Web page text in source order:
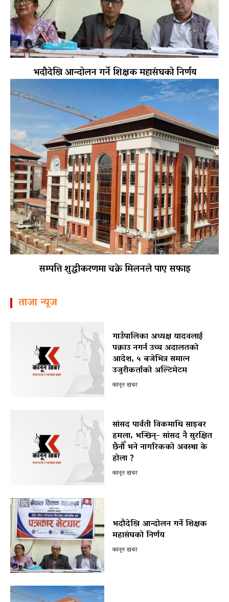
भदौदेखि आन्दोलन गर्ने शिक्षक महासंघको निर्णय
सम्पत्ति शुद्धीकरणमा चक्रे मिलनले पाए सफाइ
ताजा न्यूज
गाउँपालिका अध्यक्ष यादवलाई
पक्राउ नगर्न उच्च अदालतको
आदेश, ५ बजेभित्र समात्न
उजुरीकर्ताको अल्टिमेटम
कानून खबर
सांसद पार्वती विकमाथि साइबर
हमला, भन्छिन्– सांसद नै सुरक्षित
छैनौँ भने नागरिकको अवस्था के
होला ?
कानून खबर
भदौदेखि आन्दोलन गर्ने शिक्षक
महासंघको निर्णय
कानून खबर